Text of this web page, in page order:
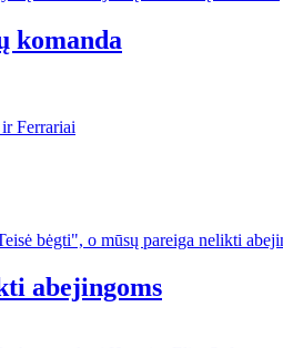
komanda
abejingoms